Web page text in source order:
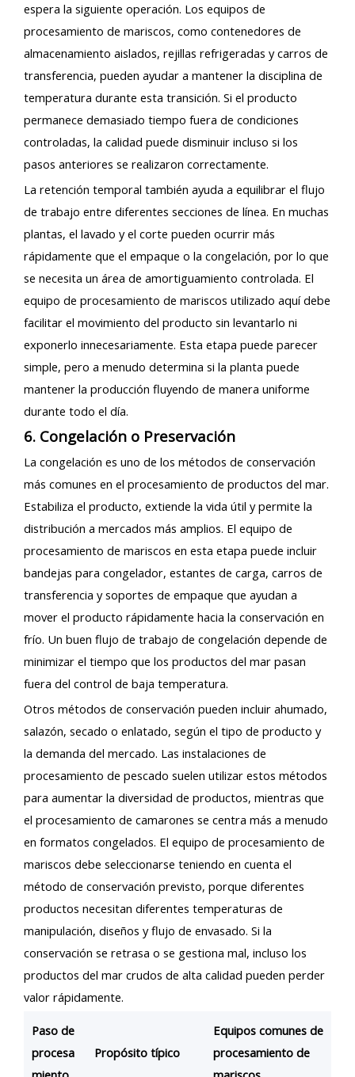
espera la siguiente operación. Los equipos de
procesamiento de mariscos, como contenedores de
almacenamiento aislados, rejillas refrigeradas y carros de
transferencia, pueden ayudar a mantener la disciplina de
temperatura durante esta transición. Si el producto
permanece demasiado tiempo fuera de condiciones
controladas, la calidad puede disminuir incluso si los
pasos anteriores se realizaron correctamente.
La retención temporal también ayuda a equilibrar el flujo
de trabajo entre diferentes secciones de línea. En muchas
plantas, el lavado y el corte pueden ocurrir más
rápidamente que el empaque o la congelación, por lo que
se necesita un área de amortiguamiento controlada. El
equipo de procesamiento de mariscos utilizado aquí debe
facilitar el movimiento del producto sin levantarlo ni
exponerlo innecesariamente. Esta etapa puede parecer
simple, pero a menudo determina si la planta puede
mantener la producción fluyendo de manera uniforme
durante todo el día.
6. Congelación o Preservación
La congelación es uno de los métodos de conservación
más comunes en el procesamiento de productos del mar.
Estabiliza el producto, extiende la vida útil y permite la
distribución a mercados más amplios. El equipo de
procesamiento de mariscos en esta etapa puede incluir
bandejas para congelador, estantes de carga, carros de
transferencia y soportes de empaque que ayudan a
mover el producto rápidamente hacia la conservación en
frío. Un buen flujo de trabajo de congelación depende de
minimizar el tiempo que los productos del mar pasan
fuera del control de baja temperatura.
Otros métodos de conservación pueden incluir ahumado,
salazón, secado o enlatado, según el tipo de producto y
la demanda del mercado. Las instalaciones de
procesamiento de pescado suelen utilizar estos métodos
para aumentar la diversidad de productos, mientras que
el procesamiento de camarones se centra más a menudo
en formatos congelados. El equipo de procesamiento de
mariscos debe seleccionarse teniendo en cuenta el
método de conservación previsto, porque diferentes
productos necesitan diferentes temperaturas de
manipulación, diseños y flujo de envasado. Si la
conservación se retrasa o se gestiona mal, incluso los
productos del mar crudos de alta calidad pueden perder
valor rápidamente.
Paso de
procesa
Propósito típico
Equipos comunes de
procesamiento de